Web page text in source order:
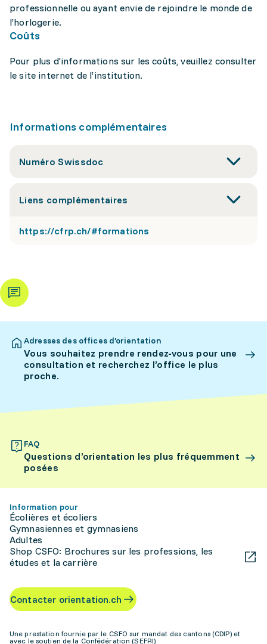
professionnelle ou ayant envie de rejoindre le monde de
l’horlogerie.
Coûts
Pour plus d'informations sur les coûts, veuillez consulter
le site internet de l’institution.
Informations complémentaires
Numéro Swissdoc
Liens complémentaires
https://cfrp.ch/#formations
Adresses des offices d’orientation
Vous souhaitez prendre rendez-vous pour une
consultation et recherchez l’office le plus
proche.
FAQ
Questions d’orientation les plus fréquemment
posées
Information pour
Écolières et écoliers
Gymnasiennes et gymnasiens
Adultes
Shop CSFO: Brochures sur les professions, les
études et la carrière
Contacter orientation.ch
Une prestation fournie par le CSFO sur mandat des cantons (CDIP) et
avec le soutien de la Confédération (SEFRI)